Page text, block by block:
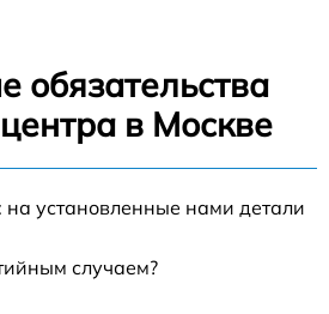
обязательства
в Москве
на установленные нами детали
случаем?